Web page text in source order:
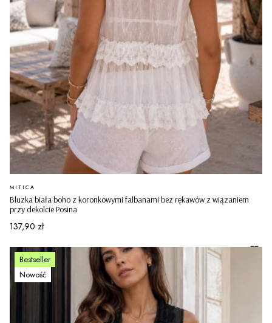
Bluzka biała boho z koronkowymi falbanami bez rękawów z wiązaniem
przy dekolcie Posina
PRODUCENT
MITICA
Cena
137,90 zł
Bestseller
Nowość